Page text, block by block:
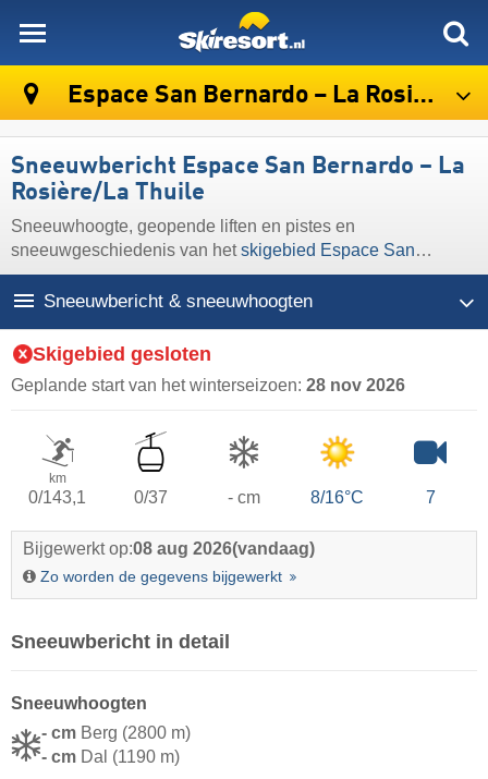
Espace San Bernardo – La Rosière/​La Thuile
Sneeuwbericht Espace San Bernardo – La
Rosière/​La Thuile
Sneeuwhoogte, geopende liften en pistes en
sneeuwgeschiedenis van hetskigebied Espace San
Bernardo – La Rosière/​La Thuile
Sneeuwbericht & sneeuwhoogten
Skigebied gesloten
Geplande start van het winterseizoen: 28 nov 2026
km
0/143,1 0/37 - cm 8/16°C 7
Bijgewerkt op:08 aug 2026(vandaag)
Zo worden de gegevens bijgewerkt
Sneeuwbericht in detail
Sneeuwhoogten
- cm Berg (2800 m)
- cm Dal (1190 m)